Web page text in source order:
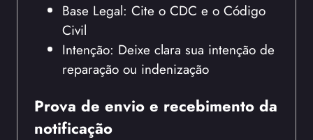
Base Legal: Cite o CDC e o Código
Civil
Intenção: Deixe clara sua intenção de
reparação ou indenização
Prova de envio e recebimento da
notificação